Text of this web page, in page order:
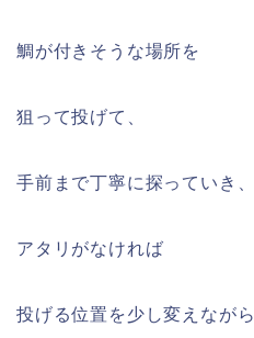
鯛が付きそうな場所を
狙って投げて、
手前まで丁寧に探っていき、
アタリがなければ
投げる位置を少し変えながら